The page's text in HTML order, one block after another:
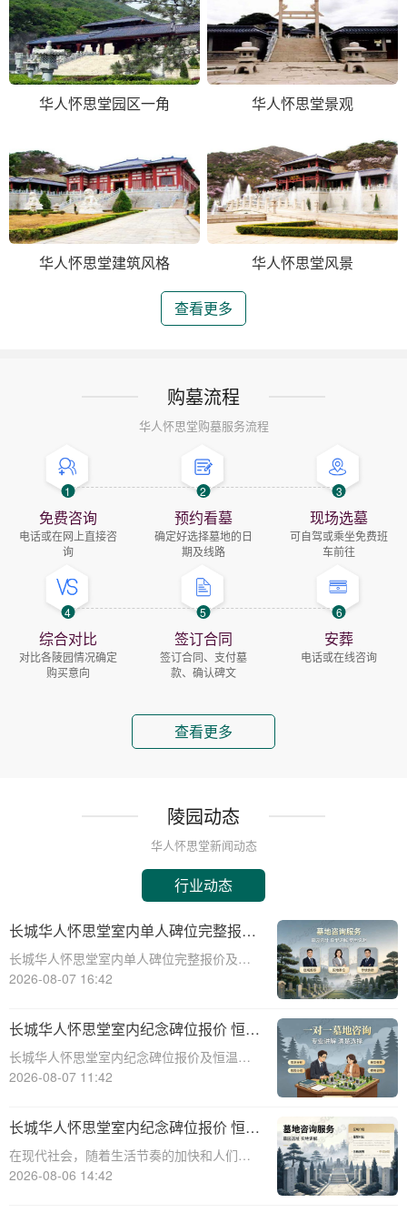
华人怀思堂园区一角 华人怀思堂景观
华人怀思堂建筑风格 华人怀思堂风景
查看更多
购墓流程
华人怀思堂购墓服务流程
1
免费咨询
电话或在网上直接咨
询
2
预约看墓
确定好选择墓地的日
期及线路
3
现场选墓
可自驾或乘坐免费班
车前往
4
综合对比
对比各陵园情况确定
购买意向
5
签订合同
签订合同、支付墓
款、确认碑文
6
安葬
电话或在线咨询
查看更多
陵园动态
华人怀思堂新闻动态
行业动态
长城华人怀思堂室内单人碑位完整报价
追思厅使用费用减免详解
长城华人怀思堂室内单人碑位完整报价及追
思厅使用费用减免详解☎ 华人怀思堂电
生活水平的提高，对身后事的安排越来越注
重仪式感和个性化。长城华人怀思堂
2026-08-07 16:42
长城华人怀思堂室内纪念碑位报价 恒温
寄存配套同步减免详解
长城华人怀思堂室内纪念碑位报价及恒温寄
存配套同步减免详解☎ 华人怀思堂电话:400-
活水平的提高，对逝者的纪念和缅怀方式也
在不断演变。长城华人怀思堂作
2026-08-07 11:42
长城华人怀思堂室内纪念碑位报价 恒温
寄存配套同步减免详解
在现代社会，随着生活节奏的加快和人们对
身后事的关注度提升，越来越多的人开始考
2026-08-06 14:42